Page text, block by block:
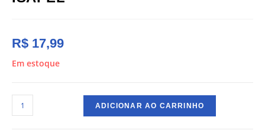
R$ 17,99
Em estoque
ADICIONAR AO CARRINHO